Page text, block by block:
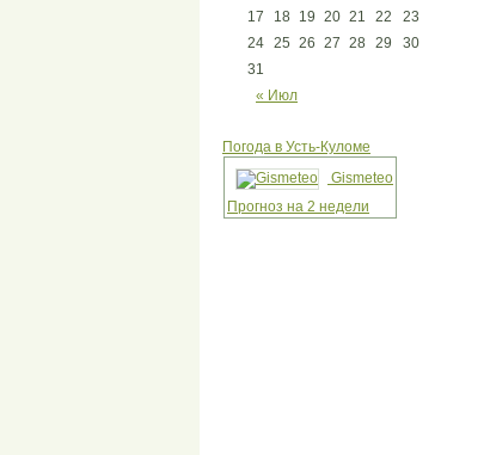
« Июл
17
18 19 20 21 22
23
24 25 26 27 28 29
30
31
Погода в Усть-Куломе
Gismeteo
Прогноз на 2 недели